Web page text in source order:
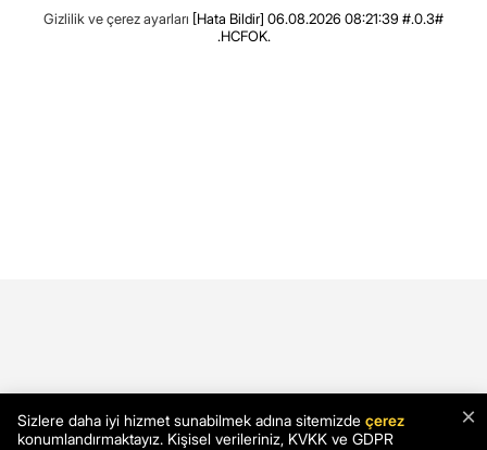
Gizlilik ve çerez ayarları [Hata Bildir] 06.08.2026 08:21:39 #.0.3#
.HCFOK.
×
Sizlere daha iyi hizmet sunabilmek adına sitemizde çerez
konumlandırmaktayız. Kişisel verileriniz, KVKK ve GDPR